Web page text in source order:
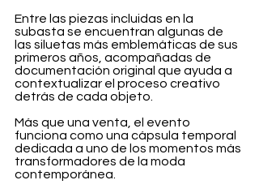
Entre las piezas incluidas en la
subasta se encuentran algunas de
las siluetas más emblemáticas de sus
primeros años, acompañadas de
documentación original que ayuda a
contextualizar el proceso creativo
detrás de cada objeto.
Más que una venta, el evento
funciona como una cápsula temporal
dedicada a uno de los momentos más
transformadores de la moda
contemporánea.